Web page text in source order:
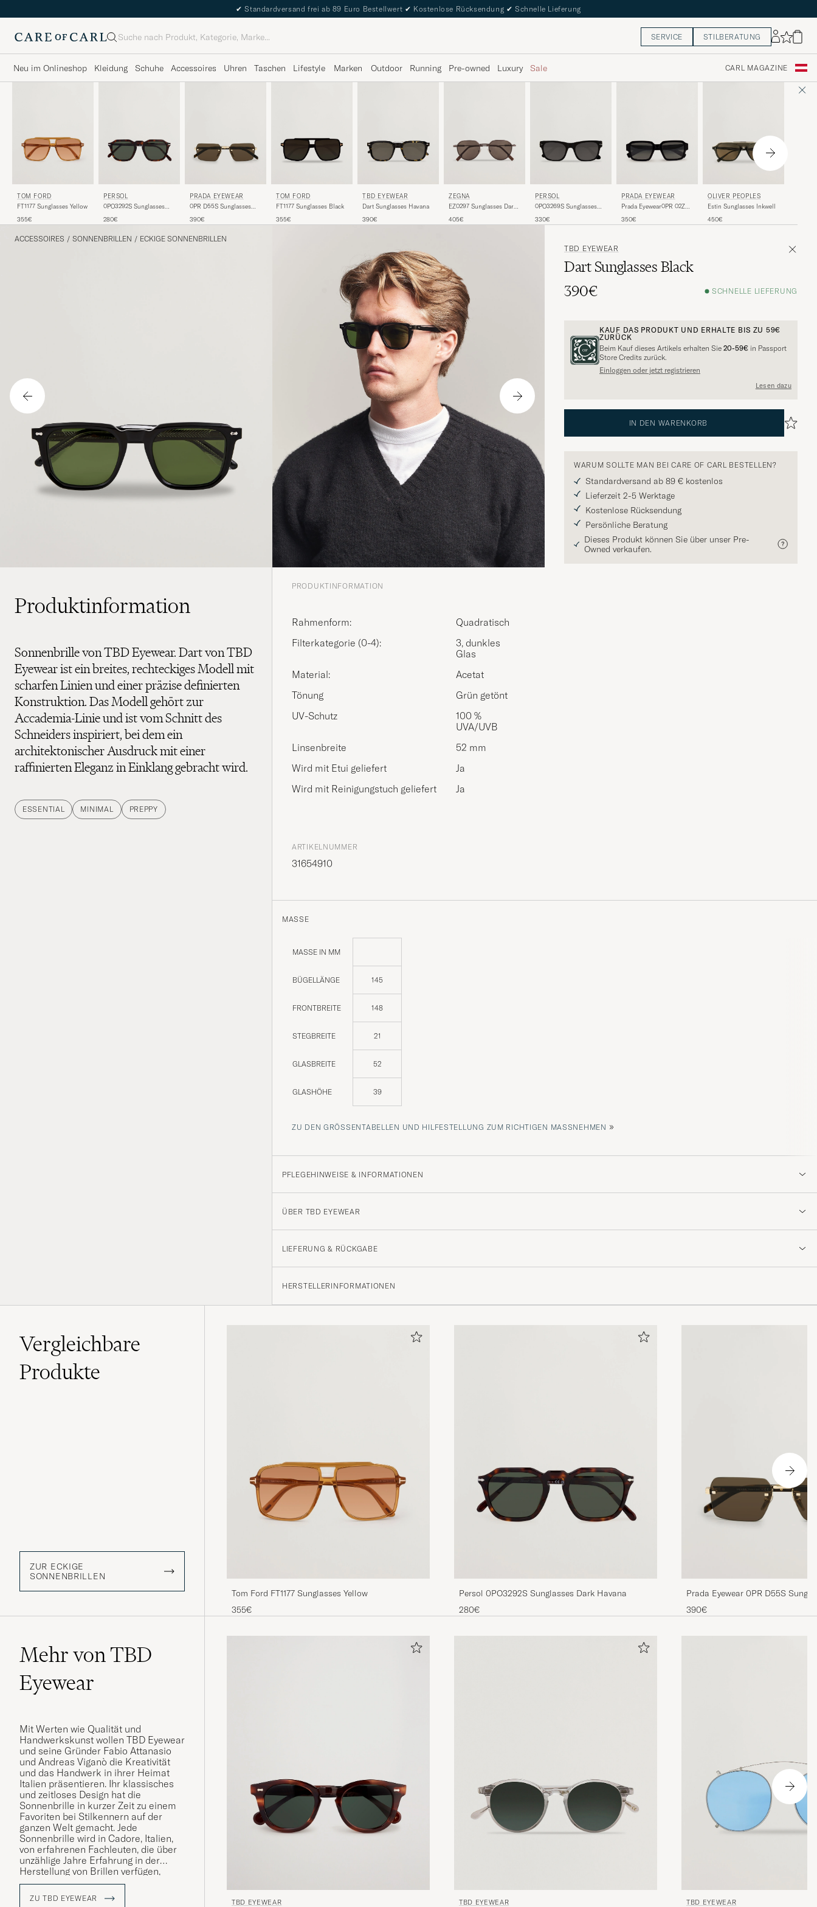
✔ Standardversand frei ab 89 Euro Bestellwert ✔ Kostenlose Rücksendung ✔ Schnelle Lieferung
Suche SERVICE STILBERATUNG
Neu im Onlineshop Kleidung Schuhe Accessoires Uhren Taschen Lifestyle Marken Outdoor Running Pre-owned Luxury Sale CARL MAGAZINE
TOM FORD
FT1177 Sunglasses Yellow
355€
PERSOL
0PO3292S Sunglasses
280€
PRADA EYEWEAR
0PR D55S Sunglasses
390€
TOM FORD
FT1177 Sunglasses Black
355€
TBD EYEWEAR
Dart Sunglasses Havana
390€
ZEGNA
EZ0297 Sunglasses Dark
405€
PERSOL
0PO3269S Sunglasses
330€
PRADA EYEWEAR
Prada Eyewear0PR 02ZS
350€
OLIVER PEOPLES
Estin Sunglasses Inkwell
450€
ACCESSOIRES / SONNENBRILLEN / ECKIGE SONNENBRILLEN
TBD EYEWEAR
Dart Sunglasses Black
390€
SCHNELLE LIEFERUNG
KAUF DAS PRODUKT UND ERHALTE BIS ZU 59€
ZURÜCK
Beim Kauf dieses Artikels erhalten Sie 20-59€ in Passport
Store Credits zurück.
Einloggen oder jetzt registrieren
Lesen dazu
IN DEN WARENKORB
WARUM SOLLTE MAN BEI CARE OF CARL BESTELLEN?
Standardversand ab 89 € kostenlos
Lieferzeit 2-5 Werktage
Kostenlose Rücksendung
Persönliche Beratung
Dieses Produkt können Sie über unser Pre-
Owned verkaufen.
Produktinformation
Sonnenbrille von TBD Eyewear. Dart von TBD
Eyewear ist ein breites, rechteckiges Modell mit
scharfen Linien und einer präzise definierten
Konstruktion. Das Modell gehört zur
Accademia-Linie und ist vom Schnitt des
Schneiders inspiriert, bei dem ein
architektonischer Ausdruck mit einer
raffinierten Eleganz in Einklang gebracht wird.
ESSENTIAL MINIMAL PREPPY
PRODUKTINFORMATION
Rahmenform:
Quadratisch
Filterkategorie (0-4):
3, dunkles
Glas
Material:
Acetat
Tönung
Grün getönt
UV-Schutz
100 %
UVA/UVB
Linsenbreite
52 mm
Wird mit Etui geliefert
Ja
Wird mit Reinigungstuch geliefert
Ja
ARTIKELNUMMER
31654910
MASSE
MASSE IN MM
BÜGELLÄNGE 145
FRONTBREITE 148
STEGBREITE 21
GLASBREITE 52
GLASHÖHE 39
ZU DEN GRÖSSENTABELLEN UND HILFESTELLUNG ZUM RICHTIGEN MASSNEHMEN »
PFLEGEHINWEISE & INFORMATIONEN
ÜBER TBD EYEWEAR
LIEFERUNG & RÜCKGABE
HERSTELLERINFORMATIONEN
Vergleichbare
Produkte
ZUR ECKIGE
SONNENBRILLEN
Tom Ford FT1177 Sunglasses Yellow
355€
Persol 0PO3292S Sunglasses Dark Havana
280€
Prada Eyewear 0PR D55S
390€
Mehr von TBD
Eyewear
Mit Werten wie Qualität und
Handwerkskunst wollen TBD Eyewear
und seine Gründer Fabio Attanasio
und Andreas Viganò die Kreativität
und das Handwerk in ihrer Heimat
Italien präsentieren. Ihr klassisches
und zeitloses Design hat die
Sonnenbrille in kurzer Zeit zu einem
Favoriten bei Stilkennern auf der
ganzen Welt gemacht. Jede
Sonnenbrille wird in Cadore, Italien,
von erfahrenen Fachleuten, die über
unzählige Jahre Erfahrung in der
Herstellung von Brillen verfügen,
handgefertigt.
ZU TBD EYEWEAR TBD EYEWEAR TBD EYEWEAR TBD EYEWEAR